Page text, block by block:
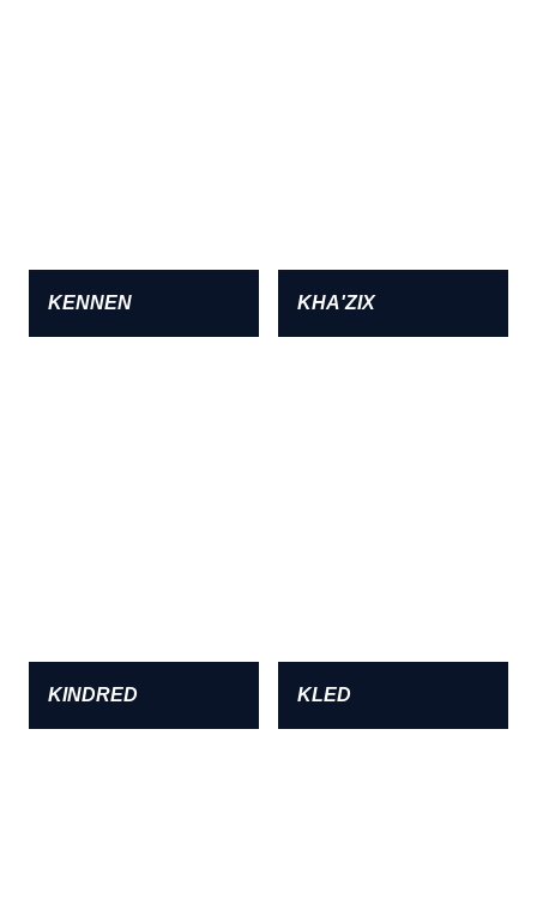
KENNEN KHA'ZIX
KINDRED KLED